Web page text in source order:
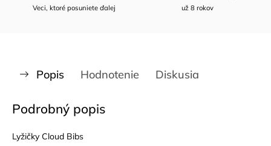
Veci, ktoré posuniete ďalej už 8 rokov
Popis Hodnotenie Diskusia
Podrobný popis
Lyžičky Cloud Bibs